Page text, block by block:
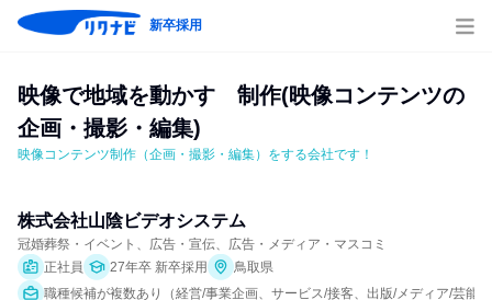
新卒採用
映像で地域を動かす　制作(映像コンテンツの
企画・撮影・編集)
映像コンテンツ制作（企画・撮影・編集）をする会社です！
株式会社山陰ビデオシステム
冠婚葬祭・イベント、広告・宣伝、広告・メディア・マスコミ
正社員
27年卒 新卒採用
鳥取県
職種候補が複数あり（経営/事業企画、サービス/接客、出版/メディア/芸能/